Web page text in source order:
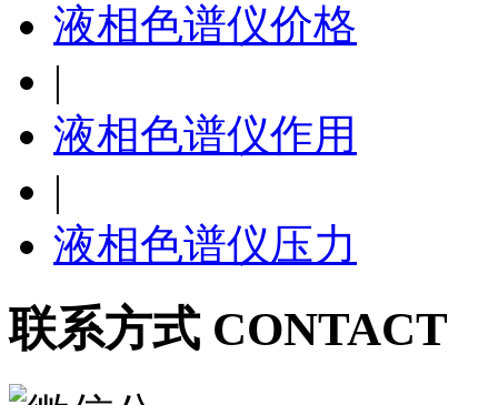
液相色谱仪价格
|
液相色谱仪作用
|
液相色谱仪压力
联系方式 CONTACT